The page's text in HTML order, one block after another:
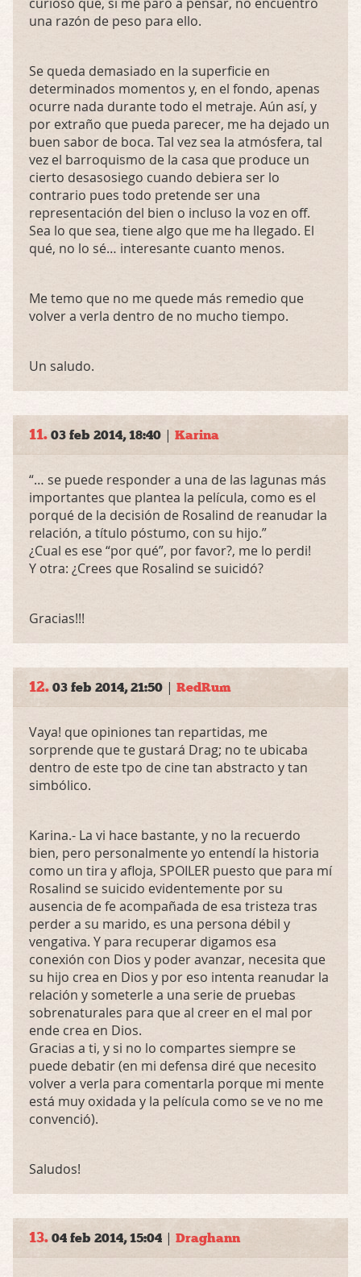
una razón de peso para ello.
Se queda demasiado en la superficie en
determinados momentos y, en el fondo, apenas
ocurre nada durante todo el metraje. Aún así, y
por extraño que pueda parecer, me ha dejado un
buen sabor de boca. Tal vez sea la atmósfera, tal
vez el barroquismo de la casa que produce un
cierto desasosiego cuando debiera ser lo
contrario pues todo pretende ser una
representación del bien o incluso la voz en off.
Sea lo que sea, tiene algo que me ha llegado. El
qué, no lo sé… interesante cuanto menos.
Me temo que no me quede más remedio que
volver a verla dentro de no mucho tiempo.
Un saludo.
11. 03 feb 2014, 18:40 | Karina
“… se puede responder a una de las lagunas más
importantes que plantea la película, como es el
porqué de la decisión de Rosalind de reanudar la
relación, a título póstumo, con su hijo.”
¿Cual es ese “por qué”, por favor?, me lo perdi!
Y otra: ¿Crees que Rosalind se suicidó?
Gracias!!!
12. 03 feb 2014, 21:50 | RedRum
Vaya! que opiniones tan repartidas, me
sorprende que te gustará Drag; no te ubicaba
dentro de este tpo de cine tan abstracto y tan
simbólico.
Karina.- La vi hace bastante, y no la recuerdo
bien, pero personalmente yo entendí la historia
como un tira y afloja, SPOILER puesto que para mí
Rosalind se suicido evidentemente por su
ausencia de fe acompañada de esa tristeza tras
perder a su marido, es una persona débil y
vengativa. Y para recuperar digamos esa
conexión con Dios y poder avanzar, necesita que
su hijo crea en Dios y por eso intenta reanudar la
relación y someterle a una serie de pruebas
sobrenaturales para que al creer en el mal por
ende crea en Dios.
Gracias a ti, y si no lo compartes siempre se
puede debatir (en mi defensa diré que necesito
volver a verla para comentarla porque mi mente
está muy oxidada y la película como se ve no me
convenció).
Saludos!
13. 04 feb 2014, 15:04 | Draghann